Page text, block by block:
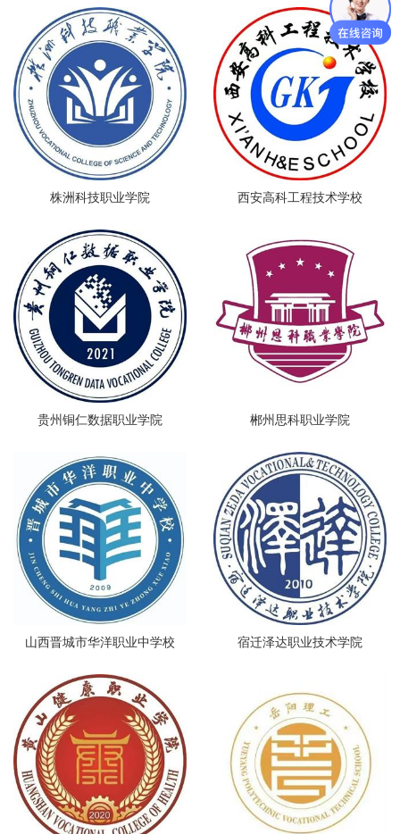
学校
株洲科技职业学院 西安高科工程技术学校
贵州铜仁数据职业学院 郴州思科职业学院
山西晋城市华洋职业中学校 宿迁泽达职业技术学院